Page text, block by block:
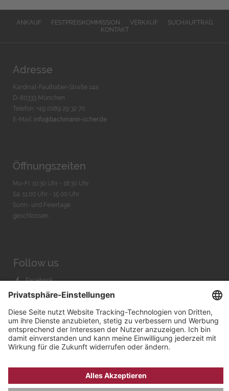
ANKAUF FESTPREISKOMMISSION VERKAUF
SUCHAUFTRAG
KONTAKT
Adresse
Kardinal-Faulhaber-Straße 14a
D-80333 München
Telefon: +49 (0)89 29 32 70
E-Mail: info@bachmann-scher.de
Öffnungszeiten
Mo-Fr. 10:30 Uhr - 18:30 Uhr
Sa. 11:00 Uhr - 15.00 Uhr
Sonn- und Feiertage
geschlossen
Follow us
Facebook
Instagram
Youtube
Bachmann & Scher GmbH / Watchandco GmbH